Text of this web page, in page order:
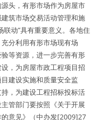
头，有形市场作为房屋市
筑市场交易活动管理和施
联动”具有重要意义。各地住
分利用有形市场现有场
等资源，进一步完善有形
，为房屋市政工程项目招
建设实施和质量安全监
，为建设工程招标投标活
管部门要按照《关于开展
意见》（中办发[2009]27